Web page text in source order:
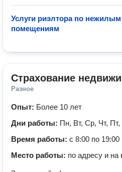
Услуги риэлтора по
помещениям
Страхование
Разное
Опыт: Более 10 лет
Дни работы: Пн, Вт, Ср, Чт,
Время работы: с 8:00 по 19:00
Место работы: по адресу и на